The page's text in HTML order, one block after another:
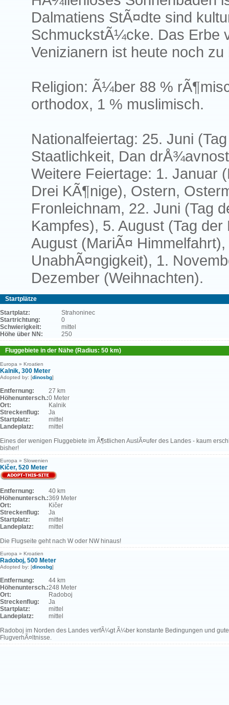
Dalmatiens StÃ¤dte sind
SchmuckstÃ¼cke. Das Erbe
Venizianern ist heute noch
Religion: Ã¼ber 88 %
orthodox, 1 % muslimisch.
Nationalfeiertag: 25. Juni
Staatlichkeit, Dan
Weitere Feiertage: 1. Januar
Drei KÃ¶nige), Ostern,
Fronleichnam, 22. Juni (Tag
Kampfes), 5. August (Tag
August (MariÃ¤
UnabhÃ¤ngigkeit), 1.
Dezember (Weihnachten).
Startplätze
Startplatz:
Strahoninec
Startrichtung:
0
Schwierigkeit:
mittel
Höhe über NN:
250
Fluggebiete in der Nähe (Radius: 50 km)
Europa » Kroatien
Kalnik, 300 Meter
Adopted by: [dinosbg]
Entfernung:
27 km
Höhenuntersch.:0 Meter
Ort:
Kalnik
Streckenflug:
Ja
Startplatz:
mittel
Landeplatz:
mittel
Eines der wenigen Fluggebiete im Ã¶stlichen AuslÃ¤ufer des Landes - kaum
bisher!
Europa » Slowenien
Kičer, 520 Meter
Entfernung:
40 km
Höhenuntersch.:369 Meter
Ort:
Kičer
Streckenflug:
Ja
Startplatz:
mittel
Landeplatz:
mittel
Die Flugseite geht nach W oder NW hinaus!
Europa » Kroatien
Radoboj, 500 Meter
Adopted by: [dinosbg]
Entfernung:
44 km
Höhenuntersch.:248 Meter
Ort:
Radoboj
Streckenflug:
Ja
Startplatz:
mittel
Landeplatz:
mittel
Radoboj im Norden des Landes verfÃ¼gt Ã¼ber konstante Bedingungen und gute
FlugverhÃ¤ltnisse.